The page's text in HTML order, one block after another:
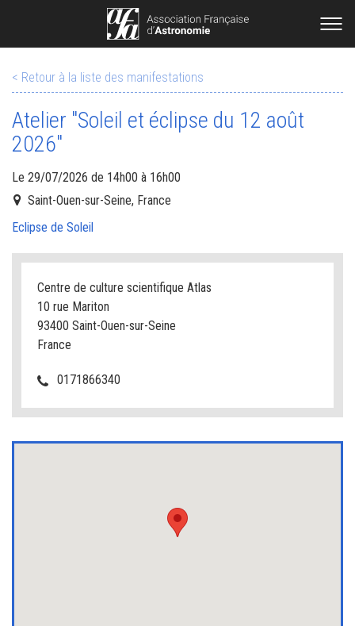
< Retour à la liste des manifestations
Atelier "Soleil et éclipse du 12 août
2026"
Le 29/07/2026 de 14h00 à 16h00
Saint-Ouen-sur-Seine, France
Eclipse de Soleil
Centre de culture scientifique Atlas
10 rue Mariton
93400 Saint-Ouen-sur-Seine
France
0171866340